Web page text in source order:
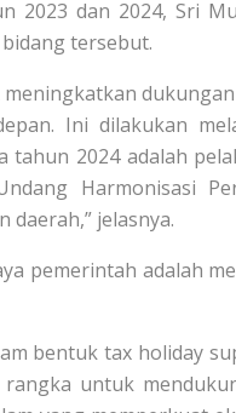
2023 dan 2024, Sri
tersebut.
Ini dilakukan
2024 adalah
Harmonisasi
daerah,” jelasnya.
pemerintah adalah
bentuk tax holiday
untuk